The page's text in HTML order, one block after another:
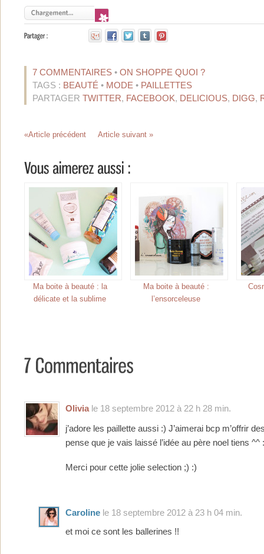
7 COMMENTAIRES • ON SHOPPE QUOI ?
TAGS : BEAUTÉ • MODE • PAILLETTES
PARTAGER TWITTER, FACEBOOK, DELICIOUS, DIGG,
«Article précédent Article suivant »
Ma boite à beauté : la
délicate et la sublime
Ma boite à beauté :
l’ensorceleuse
Oliviale 18 septembre 2012 à 22 h 28 min.
j’adore les paillette aussi :) J’aimerai bcp m’offrir
pense que je vais laissé l’idée au père noel tiens ^^
Merci pour cette jolie selection ;) :)
Caroline le 18 septembre 2012 à 23 h 04 min.
et moi ce sont les ballerines !!